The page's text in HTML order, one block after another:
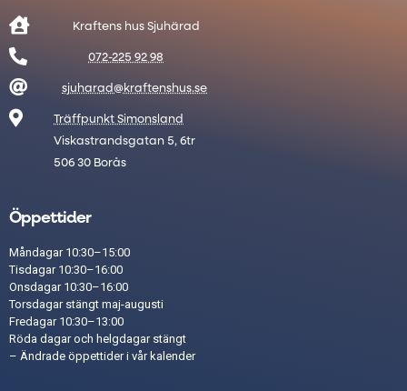
 Kraftens hus Sjuhärad
 072-225 92 98
 sjuharad@kraftenshus.se

Träffpunkt Simonsland
Viskastrandsgatan 5, 6tr
506 30 Borås
Öppettider
Måndagar 10:30–15:00
Tisdagar 10:30–16:00
Onsdagar 10:30–16:00
Torsdagar stängt maj-augusti
Fredagar 10:30–13:00
Röda dagar och helgdagar stängt​
– Ändrade öppettider i vår kalender